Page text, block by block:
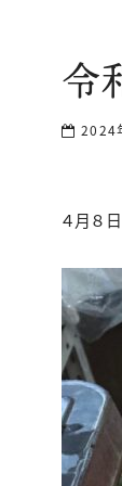
令
2024
４月８